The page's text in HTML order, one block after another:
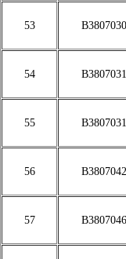
53
54
55
56
57